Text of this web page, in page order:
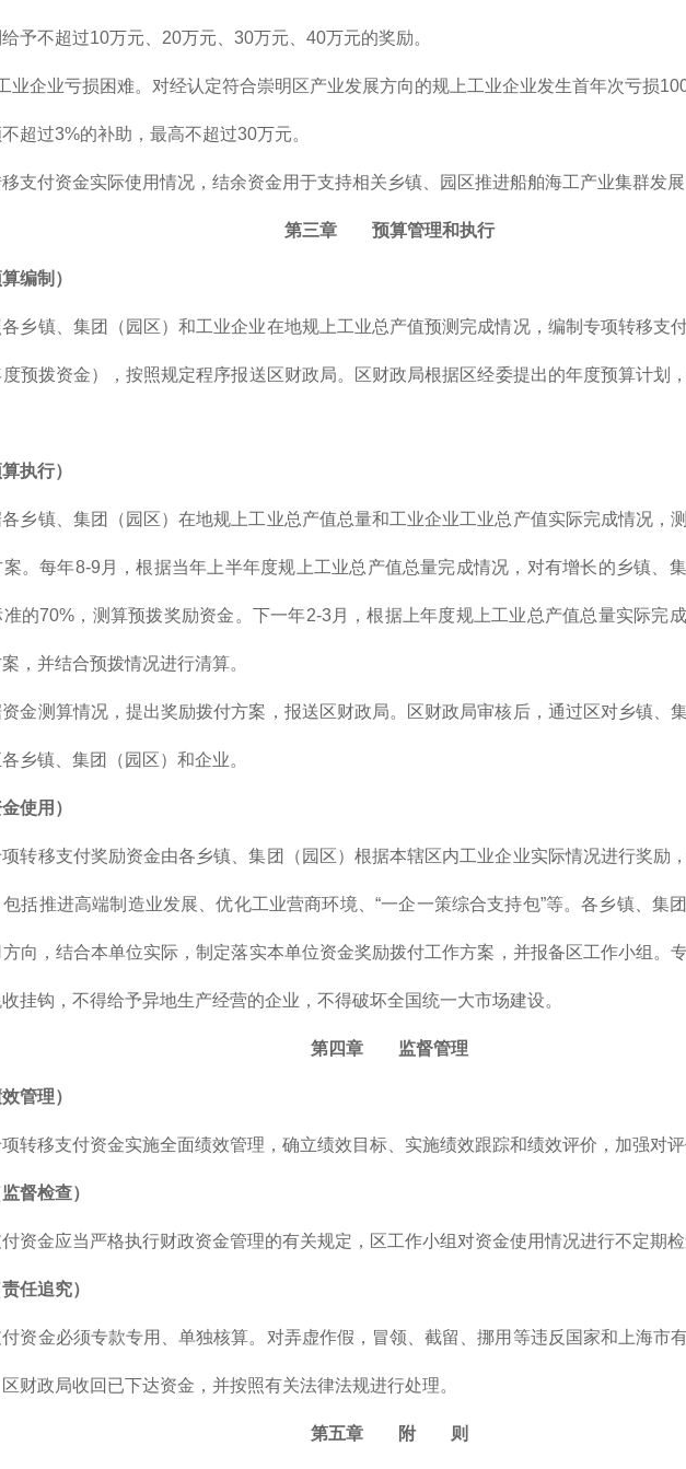
予不超过10万元、20万元、30万元、40万元的奖励。
业企业亏损困难。对经认定符合崇明区产业发展方向的规上工业企业发生首年次亏损
超过3%的补助，最高不超过30万元。
支付资金实际使用情况，结余资金用于支持相关乡镇、园区推进船舶海工产业集群发展
第三章 预算管理和执行
编制）
乡镇、集团（园区）和工业企业在地规上工业总产值预测完成情况，编制专项转移支
预拨资金），按照规定程序报送区财政局。区财政局根据区经委提出的年度预算计划
执行）
乡镇、集团（园区）在地规上工业总产值总量和工业企业工业总产值实际完成情况，
。每年8-9月，根据当年上半年度规上工业总产值总量完成情况，对有增长的乡镇、
的70%，测算预拨奖励资金。下一年2-3月，根据上年度规上工业总产值总量实际完
，并结合预拨情况进行清算。
金测算情况，提出奖励拨付方案，报送区财政局。区财政局审核后，通过区对乡镇、
乡镇、集团（园区）和企业。
使用）
转移支付奖励资金由各乡镇、集团（园区）根据本辖区内工业企业实际情况进行奖励
括推进高端制造业发展、优化工业营商环境、“一企一策综合支持包”等。各乡镇、集
向，结合本单位实际，制定落实本单位资金奖励拨付工作方案，并报备区工作小组。
挂钩，不得给予异地生产经营的企业，不得破坏全国统一大市场建设。
第四章 监督管理
管理）
转移支付资金实施全面绩效管理，确立绩效目标、实施绩效跟踪和绩效评价，加强对评
督检查）
资金应当严格执行财政资金管理的有关规定，区工作小组对资金使用情况进行不定期检
任追究）
资金必须专款专用、单独核算。对弄虚作假，冒领、截留、挪用等违反国家和上海市
财政局收回已下达资金，并按照有关法律法规进行处理。
第五章 附 则